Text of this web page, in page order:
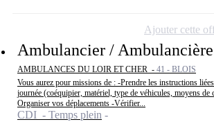
Ambulancier /
AMBULANCES DU LOIR ET CHER - 41 - BLOIS
Vous aurez pour missions de : -Prendre les instructions
journée (coéquipier, matériel, type de véhicules, moyens de
Organiser vos déplacements -Vérifier...
CDI - Temps plein
Ajouter cette